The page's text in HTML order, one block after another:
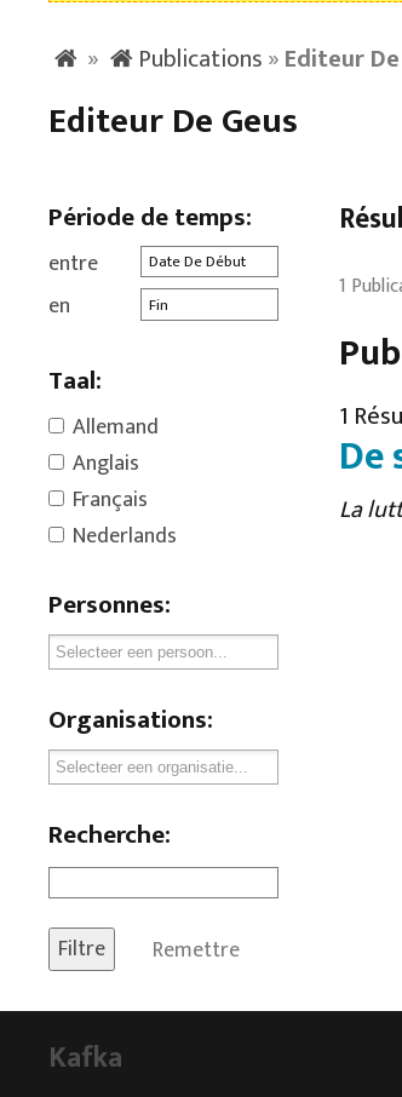
» Publications»Editeur
Editeur De Geus
Période de temps:
entre
en
Taal:
Allemand
Anglais
Français
Nederlands
Personnes:
Organisations:
Recherche:
Remettre
1
1
De
La
Kafka